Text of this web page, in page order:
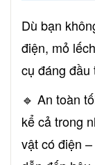
Dù bạn
điện, mỏ
cụ đáng đầu
🔹 An toàn
kể cả trong
vật có điện